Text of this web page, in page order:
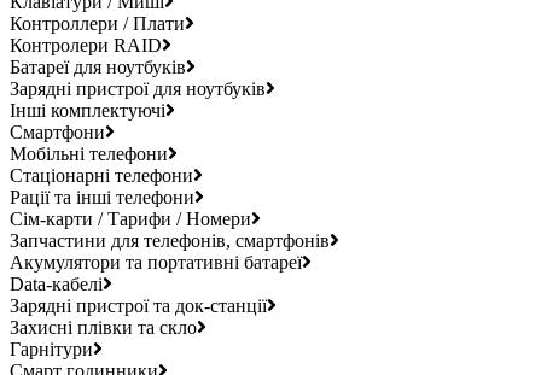
Контроллери / Плати
Контролери RAID
Батареї для ноутбуків
Зарядні пристрої для ноутбуків
Інші комплектуючі
Смартфони
Мобільні телефони
Стаціонарні телефони
Рації та інші телефони
Сім-карти / Тарифи / Номери
Запчастини для телефонів, смартфонів
Акумулятори та портативні батареї
Data-кабелі
Зарядні пристрої та док-станції
Захисні плівки та скло
Гарнітури
Смарт годинники